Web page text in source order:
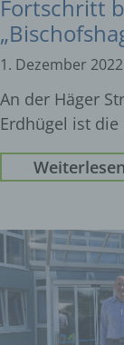
Fortschritt
1. Dezember 2022
An der Häger
Erdhügel ist